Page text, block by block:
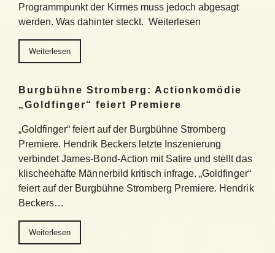
Programmpunkt der Kirmes muss jedoch abgesagt
werden. Was dahinter steckt. Weiterlesen
Weiterlesen
Burgbühne Stromberg: Actionkomödie
„Goldfinger“ feiert Premiere
„Goldfinger“ feiert auf der Burgbühne Stromberg
Premiere. Hendrik Beckers letzte Inszenierung
verbindet James-Bond-Action mit Satire und stellt das
klischeehafte Männerbild kritisch infrage. „Goldfinger“
feiert auf der Burgbühne Stromberg Premiere. Hendrik
Beckers…
Weiterlesen